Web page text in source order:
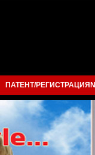
ПАТЕНТ/РЕГИСТРАЦИЯN